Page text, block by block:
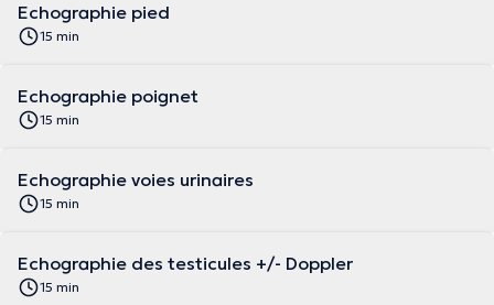
Echographie pied
15 min
Echographie poignet
15 min
Echographie voies urinaires
15 min
Echographie des testicules +/- Doppler
15 min